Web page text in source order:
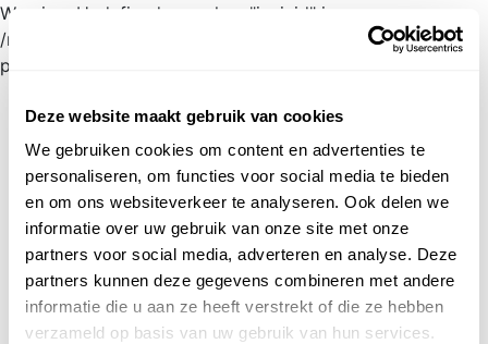
Deze website maakt gebruik van cookies
We gebruiken cookies om content en advertenties te
personaliseren, om functies voor social media te bieden
en om ons websiteverkeer te analyseren. Ook delen we
informatie over uw gebruik van onze site met onze
partners voor social media, adverteren en analyse. Deze
partners kunnen deze gegevens combineren met andere
informatie die u aan ze heeft verstrekt of die ze hebben
verzameld op basis van uw gebruik van hun services.
Warning: Undefined array key "jnnjuid" in
/mnt/web216/d2/76/52236976/htdocs/jnnj-
prod/search.php on line 276
新日蘭蘭日辞典 inloggen
Begint met
Login om te bewerken ...
用
よう
足
た
し（用達） yōtashi
1zakelijke transactie; uitvoering van